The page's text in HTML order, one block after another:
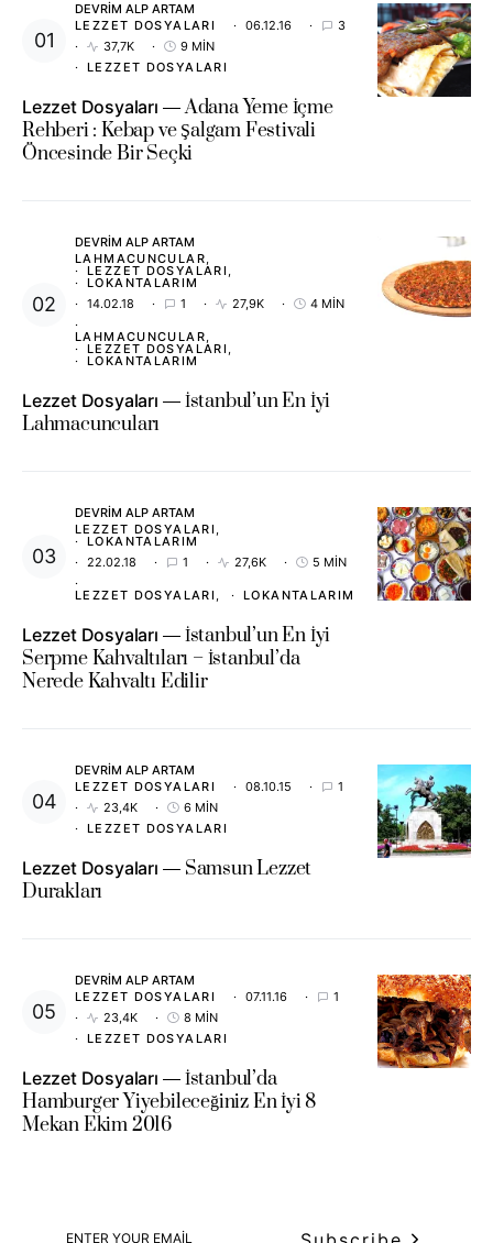
DEVRIM ALP ARTAM
LEZZET DOSYALARI
06.12.16
3
37,7K
9 MIN
LEZZET DOSYALARI
Lezzet Dosyaları
Adana Yeme İçme
Rehberi : Kebap ve Şalgam Festivali
Öncesinde Bir Seçki
DEVRIM ALP ARTAM
LAHMACUNCULAR
LEZZET DOSYALARI
LOKANTALARIM
14.02.18
1 27,9K 4 MIN
LAHMACUNCULAR
LEZZET DOSYALARI
LOKANTALARIM
Lezzet Dosyaları
İstanbul’un En İyi
Lahmacuncuları
DEVRIM ALP ARTAM
LEZZET DOSYALARI
LOKANTALARIM
22.02.18
1 27,6K 5 MIN
LEZZET DOSYALARI LOKANTALARIM
Lezzet Dosyaları
İstanbul’un En İyi
Serpme Kahvaltıları – İstanbul’da
Nerede Kahvaltı Edilir
DEVRIM ALP ARTAM
LEZZET DOSYALARI
08.10.15
1
23,4K
6 MIN
LEZZET DOSYALARI
Lezzet Dosyaları
Samsun Lezzet
Durakları
DEVRIM ALP ARTAM
LEZZET DOSYALARI
07.11.16
1
23,4K
8 MIN
LEZZET DOSYALARI
Lezzet Dosyaları
İstanbul’da
Hamburger Yiyebileceğiniz En İyi 8
Mekan Ekim 2016